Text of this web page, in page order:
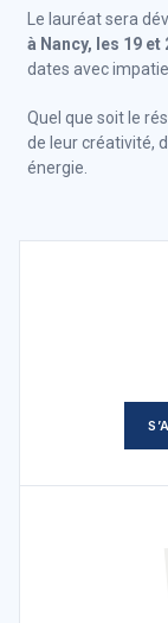
Le lauréat sera
à Nancy, les 19 et
dates avec
Quel que soit le
de leur créativité,
énergie.